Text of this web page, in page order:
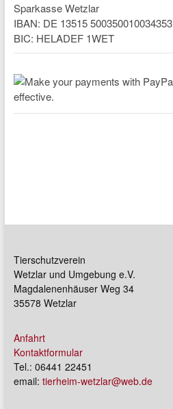
Sparkasse Wetzlar
IBAN: DE 13515 500350010034353
BIC: HELADEF 1WET
Tierschutzverein
Wetzlar und Umgebung e.V.
Magdalenenhäuser Weg 34
35578 Wetzlar
Anfahrt
Kontaktformular
Tel.: 06441 22451
email: tierheim-wetzlar@web.de